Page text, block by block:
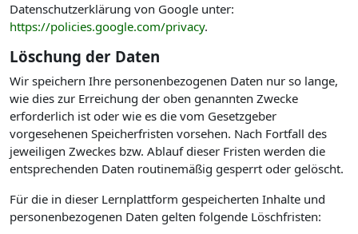
Datenschutzerklärung von Google unter:
https://policies.google.com/privacy.
Löschung der Daten
Wir speichern Ihre personenbezogenen Daten nur so lange,
wie dies zur Erreichung der oben genannten Zwecke
erforderlich ist oder wie es die vom Gesetzgeber
vorgesehenen Speicherfristen vorsehen. Nach Fortfall des
jeweiligen Zweckes bzw. Ablauf dieser Fristen werden die
entsprechenden Daten routinemäßig gesperrt oder gelöscht.
Für die in dieser Lernplattform gespeicherten Inhalte und
personenbezogenen Daten gelten folgende Löschfristen: